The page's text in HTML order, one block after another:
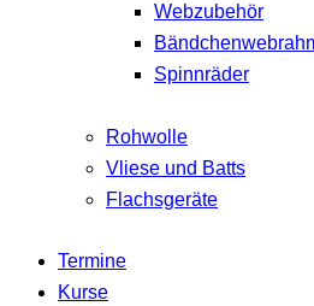
Webzubehör
Spinnräder
Rohwolle
Vliese und Batts
Flachsgeräte
Termine
Kurse